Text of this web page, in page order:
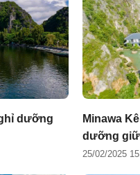
dưỡng
Minawa
dưỡng
25/02/2025